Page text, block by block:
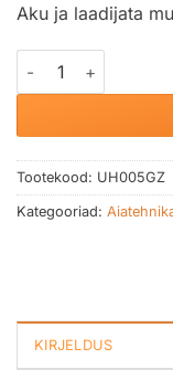
Aku ja laadijata
Akuhekilõikur
Tootekood: UH005GZ
Kategooriad:
KIRJELDUS